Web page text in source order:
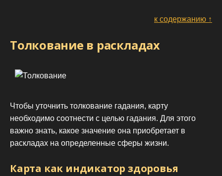
к содержанию ↑
Толкование в раскладах
Чтобы уточнить толкование гадания, карту
необходимо соотнести с целью гадания. Для этого
важно знать, какое значение она приобретает в
раскладах на определенные сферы жизни.
Карта как индикатор здоровья